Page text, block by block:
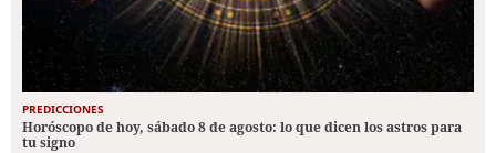
PREDICCIONES
Horóscopo de hoy, sábado 8 de agosto: lo que dicen los astros para
tu signo